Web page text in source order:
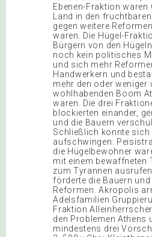
Ebenen-Fraktion
Land in den
gegen weitere
waren. Die Hügel-
Bürgern von den
noch kein politisches
und sich mehr
Handwerkern und
mehr den oder
wohlhabenden Boom
waren. Die drei
blockierten einander,
und die Bauern
Schließlich konnte sich
aufschwingen:
die Hügelbewohner
mit einem bewaffneten
zum Tyrannen
förderte die Bauern
Reformen. Akropolis
Adelsfamilien
Fraktion
den Problemen Athens
mindestens drei